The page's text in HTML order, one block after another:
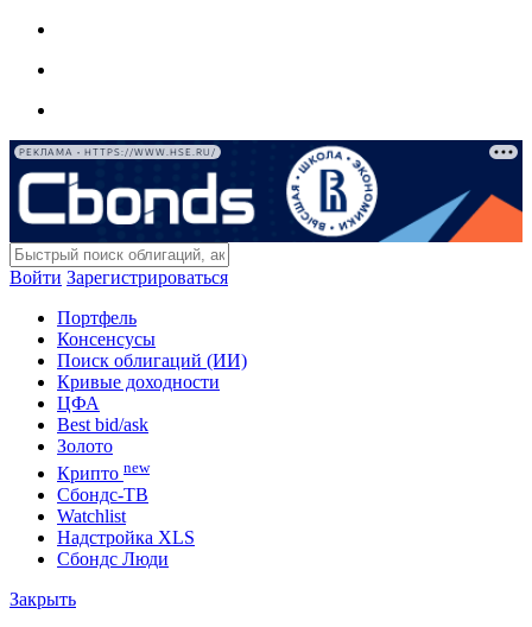
РЕКЛАМА • HTTPS://WWW.HSE.RU/
Войти Зарегистрироваться
Портфель
Консенсусы
Поиск облигаций (ИИ)
Кривые доходности
ЦФА
Best bid/ask
Золото
Крипто new
Сбондс-ТВ
Watchlist
Надстройка XLS
Сбондс Люди
Закрыть